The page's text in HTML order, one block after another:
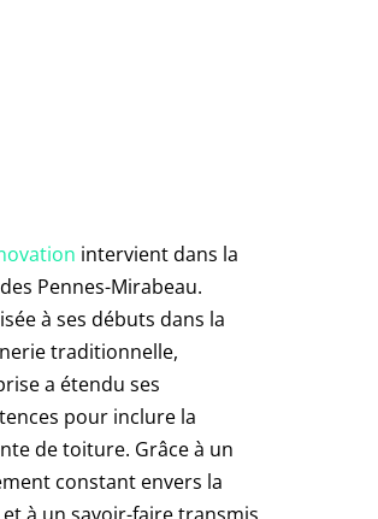
intervient dans la
Pennes-Mirabeau.
à ses débuts dans la
traditionnelle,
a étendu ses
pour inclure la
de toiture. Grâce à un
constant envers la
à un savoir-faire transmis